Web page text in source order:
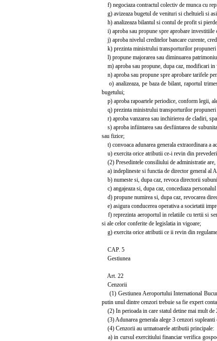
f) negociaza contractul colectiv de munca cu
g) avizeaza bugetul de venituri si cheltuieli si
h) analizeaza bilantul si contul de profit si
i) aproba sau propune spre aprobare investitiile
j) aproba nivelul creditelor bancare curente,
k) prezinta ministrului transporturilor propuneri
l) propune majorarea sau diminuarea
m) aproba sau propune, dupa caz, modificari
n) aproba sau propune spre aprobare tarifele
o) analizeaza, pe baza de bilant, raportul
bugetului;
p) aproba rapoartele periodice, conform legii,
q) prezinta ministrului transporturilor propuneri
r) aproba vanzarea sau inchirierea de cladiri,
s) aproba infiintarea sau desfiintarea de
sau fizice;
t) convoaca adunarea generala extraordinara a
u) exercita orice atributii ce-i revin din
(2) Presedintele consiliului de administratie
a) indeplineste si functia de director general al
b) numeste si, dupa caz, revoca directorii
c) angajeaza si, dupa caz, concediaza
d) propune numirea si, dupa caz, revocarea
e) asigura conducerea operativa a societatii
f) reprezinta aeroportul in relatiile cu tertii si
si ale celor conferite de legislatia in vigoare;
g) exercita orice atributii ce ii revin din
CAP. 5
Gestiunea
Art. 22
Cenzorii
(1) Gestiunea Aeroportului International
putin unul dintre cenzori trebuie sa fie expert
(2) In perioada in care statul detine mai mult
(3) Adunarea generala alege 3 cenzori
(4) Cenzorii au urmatoarele atributii principale:
a) in cursul exercitiului financiar verifica